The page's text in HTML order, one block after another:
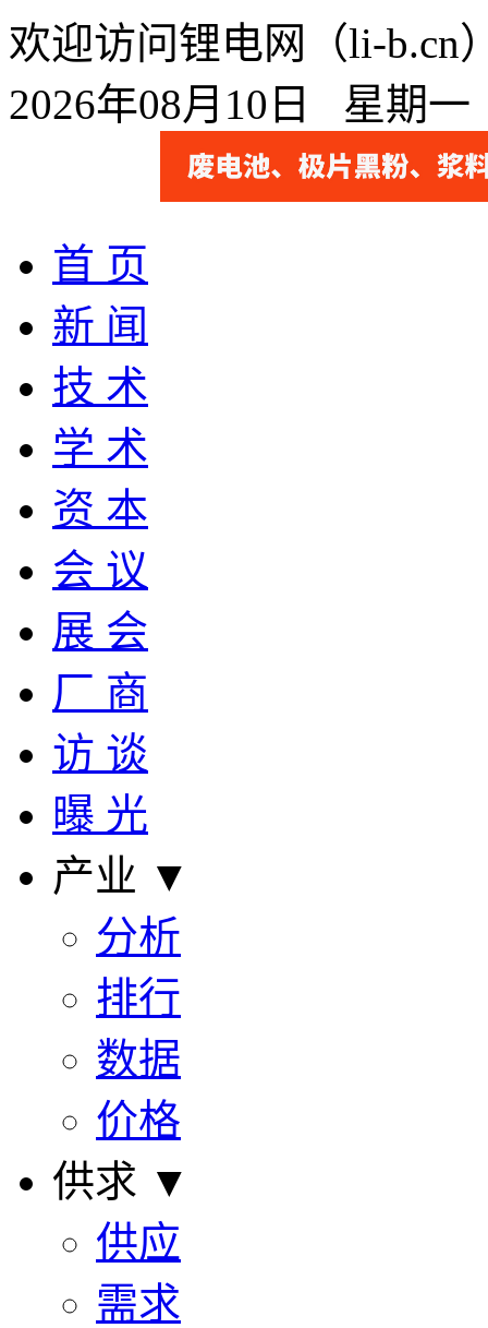
欢迎访问锂电网（li-b.cn
2026年08月10日 星期
首 页
新 闻
技 术
学 术
资 本
会 议
展 会
厂 商
访 谈
曝 光
产业 ▼
分析
排行
数据
价格
供求 ▼
供应
需求